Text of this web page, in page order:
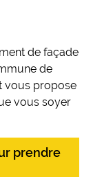
de façade
de
vous propose
vous soyer
prendre